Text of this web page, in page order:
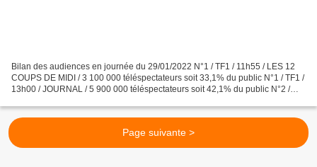
Bilan des audiences en journée du 29/01/2022 N°1 / TF1 / 11h55 / LES 12
COUPS DE MIDI / 3 100 000 téléspectateurs soit 33,1% du public N°1 / TF1 /
13h00 / JOURNAL / 5 900 000 téléspectateurs soit 42,1% du public N°2 /
Page suivante >